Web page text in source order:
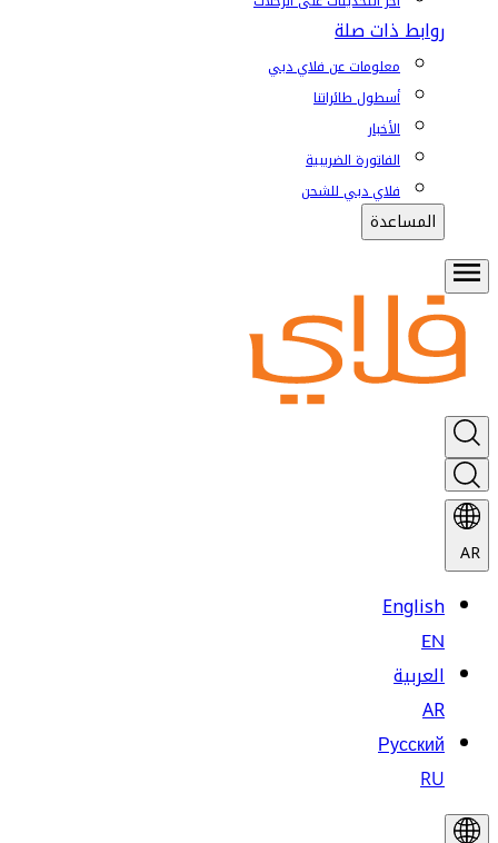
روابط ذات صلة
معلومات عن فلاي دبي
أسطول طائراتنا
الأخبار
الفاتورة الضريبية
فلاي دبي للشحن
المساعدة
AR
English
EN
العربية
AR
Русский
RU